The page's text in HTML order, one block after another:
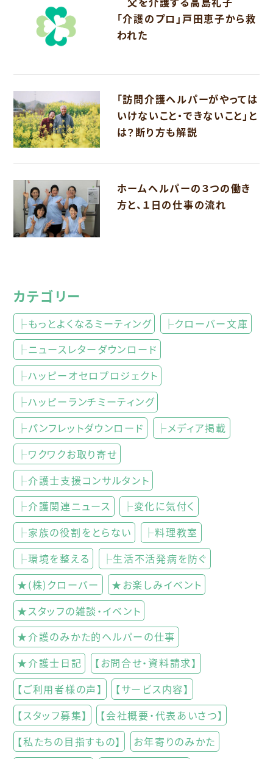
「介護のプロ」戸田恵子から救
われた
「訪問介護ヘルパーがやっては
いけないこと・できないこと」と
は？断り方も解説
ホームヘルパーの３つの働き
方と、１日の仕事の流れ
カテゴリー
├もっとよくなるミーティング
├クローバー文庫
├ニュースレターダウンロード
├ハッピーオセロプロジェクト
├ハッピーランチミーティング
├パンフレットダウンロード
├メディア掲載
├ワクワクお取り寄せ
├介護士支援コンサルタント
├介護関連ニュース
├変化に気付く
├家族の役割をとらない
├料理教室
├環境を整える
├生活不活発病を防ぐ
★(株)クローバー
★お楽しみイベント
★スタッフの雑談・イベント
★介護のみかた的ヘルパーの仕事
★介護士日記
【お問合せ・資料請求】
【ご利用者様の声】
【サービス内容】
【スタッフ募集】
【会社概要・代表あいさつ】
【私たちの目指すもの】
お年寄りのみかた